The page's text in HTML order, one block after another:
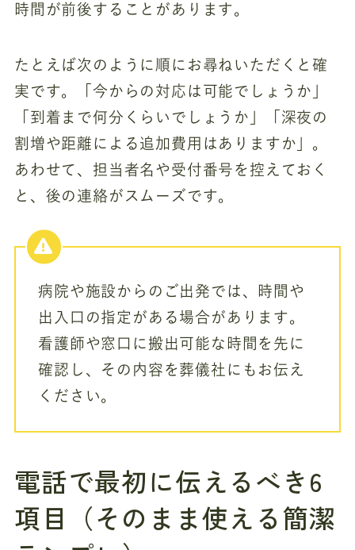
時間が前後することがあります。
たとえば次のように順にお尋ねいただくと確
実です。「今からの対応は可能でしょうか」
「到着まで何分くらいでしょうか」「深夜の
割増や距離による追加費用はありますか」。
あわせて、担当者名や受付番号を控えておく
と、後の連絡がスムーズです。
病院や施設からのご出発では、時間や
出入口の指定がある場合があります。
看護師や窓口に搬出可能な時間を先に
確認し、その内容を葬儀社にもお伝え
ください。
電話で最初に伝えるべき6
項目（そのまま使える簡潔